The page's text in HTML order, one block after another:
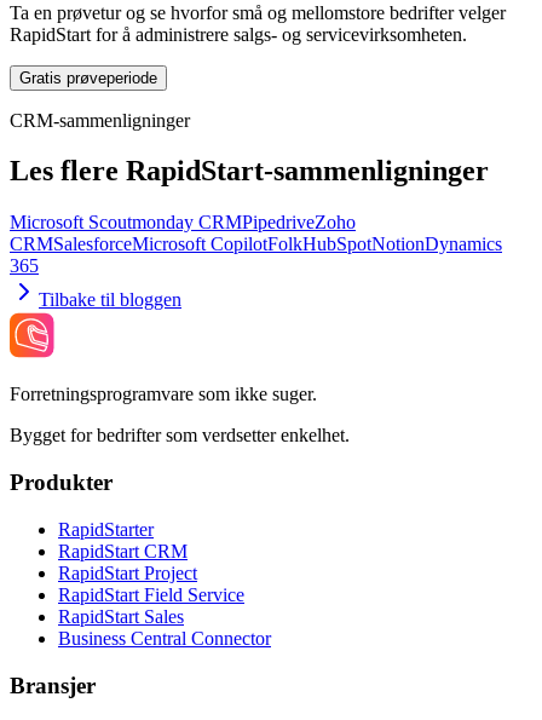
Ta en prøvetur og se hvorfor små og mellomstore bedrifter velger
RapidStart for å administrere salgs- og servicevirksomheten.
Gratis prøveperiode
CRM-sammenligninger
Les flere RapidStart-sammenligninger
Microsoft Scoutmonday CRMPipedriveZoho
CRMSalesforceMicrosoft CopilotFolkHubSpotNotionDynamics
365
Tilbake til bloggen
Forretningsprogramvare som ikke suger.
Bygget for bedrifter som verdsetter enkelhet.
Produkter
RapidStarter
RapidStart CRM
RapidStart Project
RapidStart Field Service
RapidStart Sales
Business Central Connector
Bransjer